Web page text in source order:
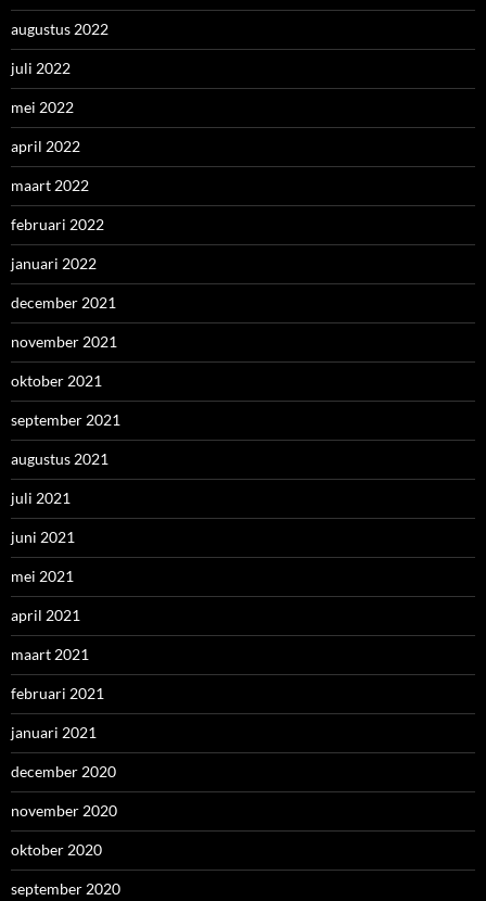
augustus 2022
juli 2022
mei 2022
april 2022
maart 2022
februari 2022
januari 2022
december 2021
november 2021
oktober 2021
september 2021
augustus 2021
juli 2021
juni 2021
mei 2021
april 2021
maart 2021
februari 2021
januari 2021
december 2020
november 2020
oktober 2020
september 2020